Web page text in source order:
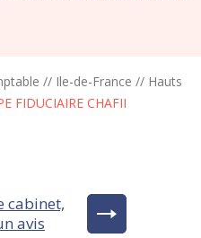
// Ile-de-France // Hauts
FIDUCIAIRE CHAFII
cabinet,
avis